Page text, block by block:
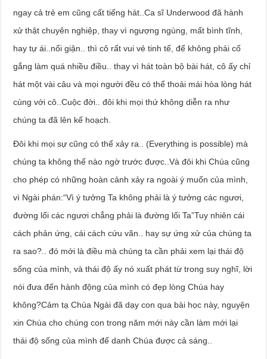
ngay cả trẻ em cũng cất tiếng hát..Ca sĩ Underwood đã hành
xử thật chuyên nghiệp, thay vì ngượng ngùng, mất bình tĩnh,
hay tự ái..nổi giận.. thì cô rất vui vẻ tinh tế, để không phải cố
gắng làm quá nhiều điều.. thay vì hát toàn bộ bài hát, cô ấy chỉ
hát một vài câu và mọi người đều có thể thoải mái hòa lòng hát
cùng với cô..Cuộc đời.. đôi khi mọi thứ không diễn ra như
chúng ta đã lên kế hoạch.
Đôi khi mọi sự cũng có thể xảy ra.. (Everything is possible) mà
chúng ta không thể nào ngờ trước được..Và đôi khi Chúa cũng
cho phép có những hoàn cảnh xảy ra ngoài ý muốn của mình,
vì Ngài phán:“Vì ý tưởng Ta không phải là ý tưởng các ngươi,
đường lối các ngươi chẳng phải là đường lối Ta”Tuy nhiên cái
cách phản ứng, cái cách cứu vãn.. hay sự ứng xử của chúng ta
ra sao?.. đó mới là điều mà chúng ta cần phải xem lại thái độ
sống của mình, và thái độ ấy nó xuất phát từ trong suy nghĩ, lời
nói đưa đến hành động của mình có đẹp lòng Chúa hay
không?Cảm tạ Chúa Ngài đã dạy con qua bài học này, nguyện
xin Chúa cho chúng con trong năm mới này cần làm mới lại
thái độ sống của mình để danh Chúa được cả sáng..